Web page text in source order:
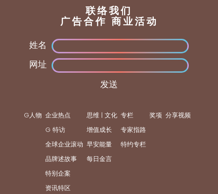
联络我们
广告合作 商业活动
姓名
网址
发送
G人物 企业热点
G 特访
全球企业滚动
品牌述故事
特别企案
资讯特区
思维 | 文化
增值成长
早安能量
每日金言
专栏
专家指路
特约专栏
奖项 分享视频